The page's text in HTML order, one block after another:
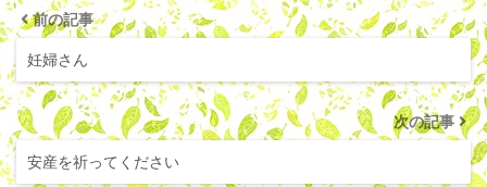
前の記事
妊婦さん
次の記事
安産を祈ってください